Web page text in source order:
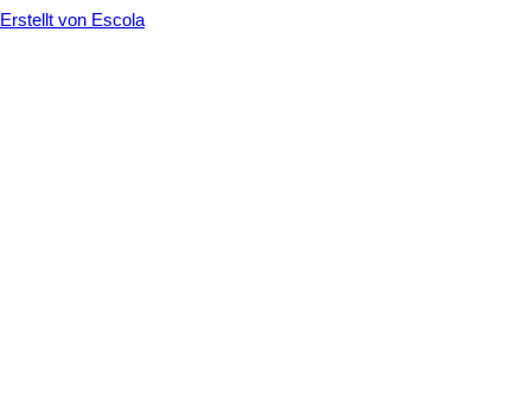
Erstellt von Escola